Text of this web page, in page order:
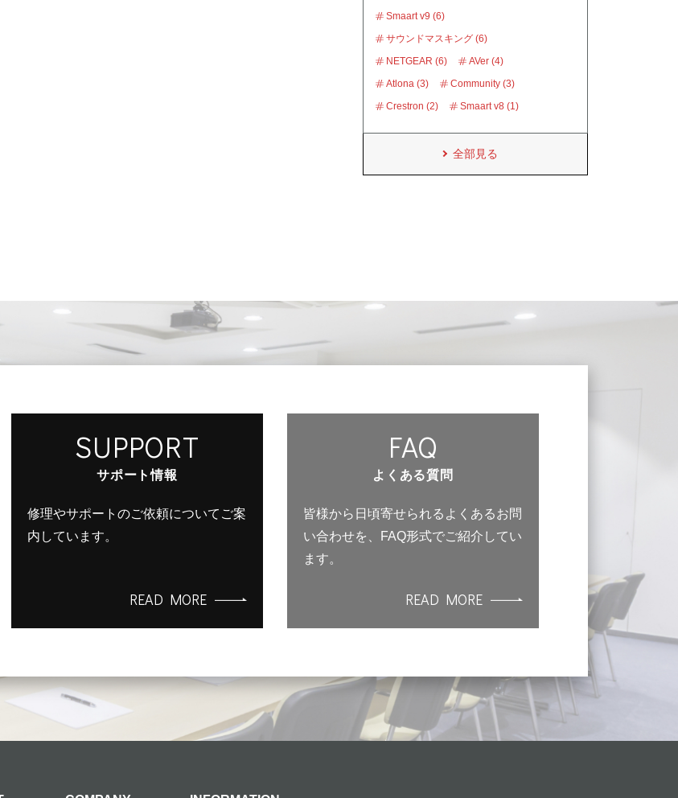
Smaart v9 (6)
サウンドマスキング (6)
NETGEAR (6)
AVer (4)
Atlona (3)
Community (3)
Crestron (2)
Smaart v8 (1)
全部見る
SUPPORT
サポート情報
修理やサポートのご依頼についてご案
内しています。
READ MORE
FAQ
よくある質問
皆様から日頃寄せられるよくあるお問
い合わせを、FAQ形式でご紹介してい
ます。
READ MORE